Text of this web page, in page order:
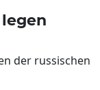
der russischen